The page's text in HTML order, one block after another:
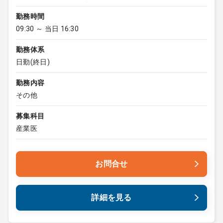
勤務時間
09:30 ～ 当日 16:30
勤務体系
日勤(終日)
勤務内容
その他
募集科目
産業医
お問合せ
詳細を見る